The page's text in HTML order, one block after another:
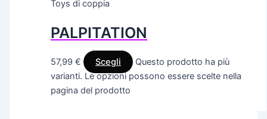
Toys di coppia
PALPITATION
57,99€ Scegli
Questo prodotto ha più
varianti. Le opzioni possono essere scelte nella
pagina del prodotto